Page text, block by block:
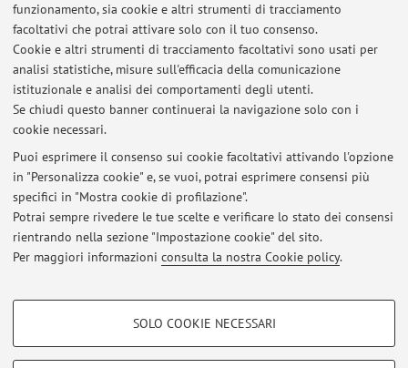
funzionamento, sia cookie e altri strumenti di tracciamento
facoltativi che potrai attivare solo con il tuo consenso.
Cookie e altri strumenti di tracciamento facoltativi sono usati per
analisi statistiche, misure sull'efficacia della comunicazione
istituzionale e analisi dei comportamenti degli utenti.
Se chiudi questo banner continuerai la navigazione solo con i
cookie necessari.
Puoi esprimere il consenso sui cookie facoltativi attivando l'opzione
in "Personalizza cookie" e, se vuoi, potrai esprimere consensi più
specifici in "Mostra cookie di profilazione".
Potrai sempre rivedere le tue scelte e verificare lo stato dei consensi
rientrando nella sezione "Impostazione cookie" del sito.
Per maggiori informazioni consulta la nostra Cookie policy.
COOKIE DI PROFILAZIONE - FACOLTATIVI
SOLO COOKIE NECESSARI
Si riceve previo appuntamento da richiedere via e-mail
istituzionale raffaella.montuschi2@unibo.it
[mailto:raffaella.montuschi2@unibo.it] o direttamente nella
sede di V. S. Isaia 94/A Bologna 2°piano Formazione- CdL in
Infermieristica o al numero telefonico 051/6584378
Ultimi avvisi
Al momento non sono presenti avvisi.
Area riservata
Accedi tramiteloginper gestire tutti i contenuti del sito.